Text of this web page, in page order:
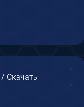
Скачать